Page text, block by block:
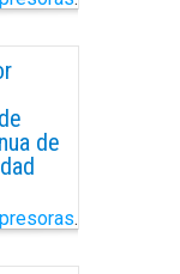
de
.